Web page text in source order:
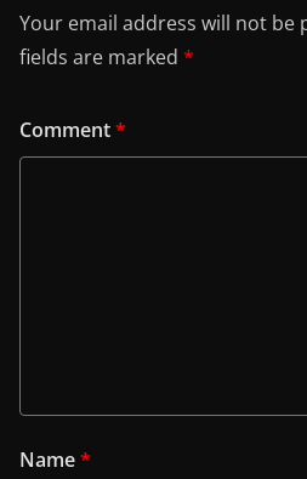
Your email address will not be
fields are marked *
Comment*
Name*